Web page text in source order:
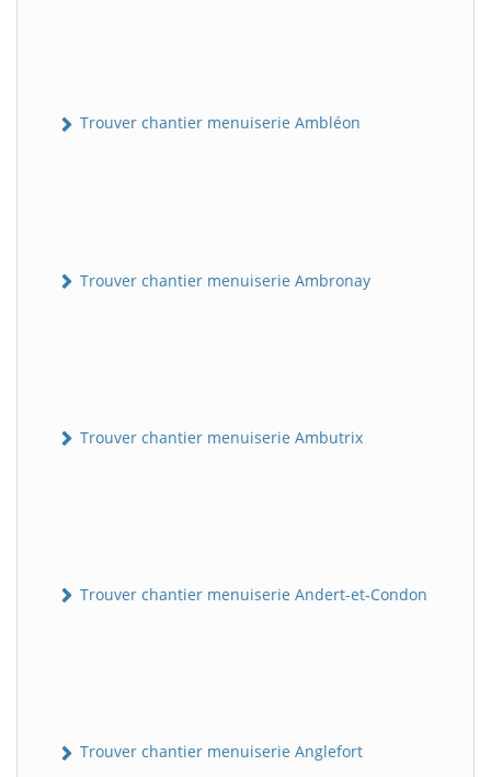
Trouver chantier menuiserie Ambléon
Trouver chantier menuiserie Ambronay
Trouver chantier menuiserie Ambutrix
Trouver chantier menuiserie Andert-et-Condon
Trouver chantier menuiserie Anglefort